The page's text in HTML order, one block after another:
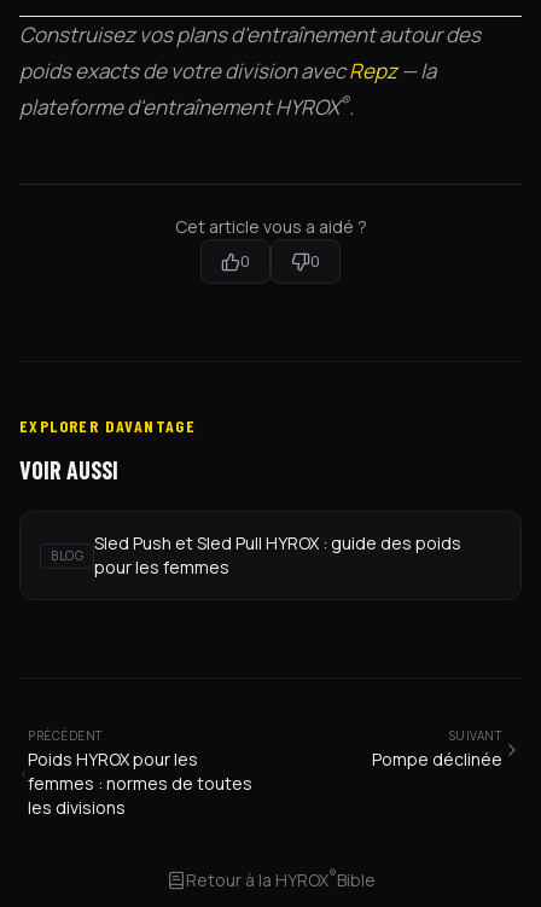
Construisez vos plans d'entraînement autour des
poids exacts de votre division avecRepz— la
plateforme d'entraînement HYROX®.
Cet article vous a aidé ?
0 0
EXPLORER DAVANTAGE
VOIR AUSSI
BLOG
Sled Push et Sled Pull HYROX : guide des poids
pour les femmes
PRÉCÉDENT
Poids HYROX pour les
femmes : normes de toutes
les divisions
SUIVANT
Pompe déclinée
Retour à la HYROX®Bible